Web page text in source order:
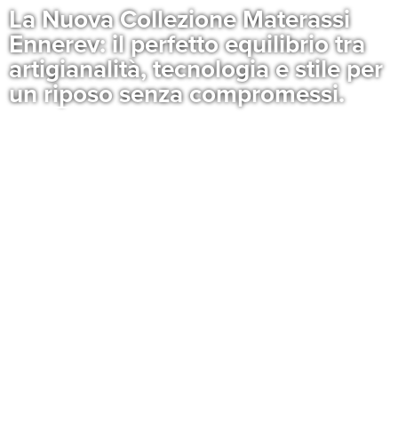
La Nuova Collezione Materassi
Ennerev: il perfetto equilibrio tra
artigianalità, tecnologia e stile per
un riposo senza compromessi.